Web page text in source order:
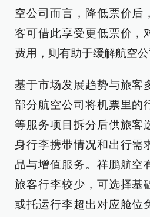
空公司而言，降低票价后
客可借此享受更低票价，
费用，则有助于缓解航空公
基于市场发展趋势与旅客
部分航空公司将机票里的
等服务项目拆分后供旅客
身行李携带情况和出行需
品与增值服务。祥鹏航空
旅客行李较少，可选择基
或托运行李超出对应舱位